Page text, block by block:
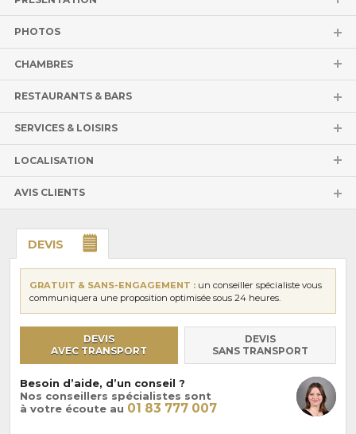
PHOTOS
CHAMBRES
RESTAURANTS & BARS
SERVICES & LOISIRS
LOCALISATION
AVIS CLIENTS
DEVIS
GRATUIT & SANS-ENGAGEMENT : un conseiller spécialiste vous
communiquera une proposition optimisée sous 24 heures.
DEVIS
AVEC TRANSPORT
DEVIS
SANS TRANSPORT
Besoin d’aide, d’un conseil ?
Nos conseillers spécialistes sont
à votre écoute au 01 83 777 007